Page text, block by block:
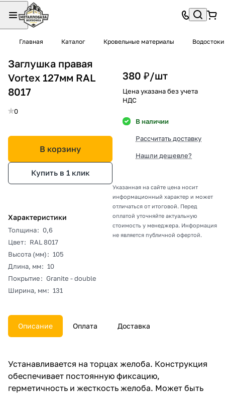
Главная Каталог Кровельные материалы Водостоки
Заглушка правая
Vortex 127мм RAL
8017
0
В корзину
Купить в 1 клик
Характеристики
Толщина: 0,6
Цвет: RAL 8017
Высота (мм): 105
Длина, мм: 10
Покрытие: Granite - double
Ширина, мм: 131
380 ₽/шт
Цена указана без учета
НДС
В наличии
Рассчитать доставку
Нашли дешевле?
Указанная на сайте цена носит
информационный характер и может
отличаться от итоговой. Перед
оплатой уточняйте актуальную
стоимость у менеджера. Информация
не является публичной офертой.
Описание Оплата Доставка
Устанавливается на торцах желоба. Конструкция
обеспечивает постоянную фиксацию,
герметичность и жесткость желоба. Может быть